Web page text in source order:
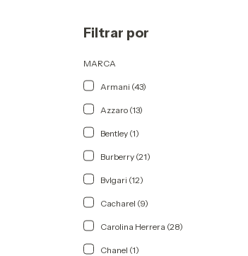
Filtrar por
MARCA
Armani (43)
Azzaro (13)
Bentley (1)
Burberry (21)
Bvlgari (12)
Cacharel (9)
Carolina Herrera (28)
Chanel (1)